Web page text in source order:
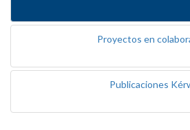
Proyectos en
Publicaciones